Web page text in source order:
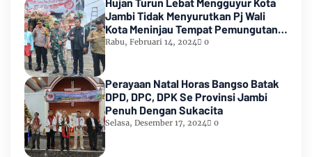
Jambi Tidak Menyurutkan Pj Wali
Kota Meninjau Tempat Pemungutan
Suara Pemilu 2024
Rabu, Februari 14, 2024 0
Perayaan Natal Horas Bangso Batak
DPD, DPC, DPK Se Provinsi Jambi
Penuh Dengan Sukacita
Selasa, Desember 17, 2024 0